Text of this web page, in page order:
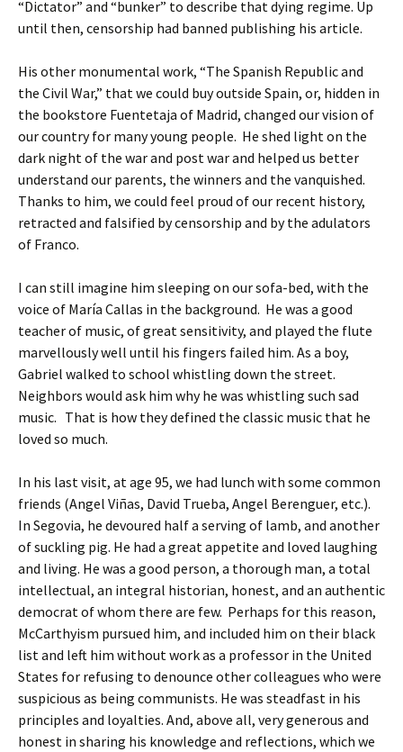
“Dictator” and “bunker” to describe that dying regime. Up
until then, censorship had banned publishing his article.
His other monumental work, “The Spanish Republic and
the Civil War,” that we could buy outside Spain, or, hidden in
the bookstore Fuentetaja of Madrid, changed our vision of
our country for many young people. He shed light on the
dark night of the war and post war and helped us better
understand our parents, the winners and the vanquished.
Thanks to him, we could feel proud of our recent history,
retracted and falsified by censorship and by the adulators
of Franco.
I can still imagine him sleeping on our sofa-bed, with the
voice of María Callas in the background. He was a good
teacher of music, of great sensitivity, and played the flute
marvellously well until his fingers failed him. As a boy,
Gabriel walked to school whistling down the street.
Neighbors would ask him why he was whistling such sad
music. That is how they defined the classic music that he
loved so much.
In his last visit, at age 95, we had lunch with some common
friends (Angel Viñas, David Trueba, Angel Berenguer, etc.).
In Segovia, he devoured half a serving of lamb, and another
of suckling pig. He had a great appetite and loved laughing
and living. He was a good person, a thorough man, a total
intellectual, an integral historian, honest, and an authentic
democrat of whom there are few. Perhaps for this reason,
McCarthyism pursued him, and included him on their black
list and left him without work as a professor in the United
States for refusing to denounce other colleagues who were
suspicious as being communists. He was steadfast in his
principles and loyalties. And, above all, very generous and
honest in sharing his knowledge and reflections, which we